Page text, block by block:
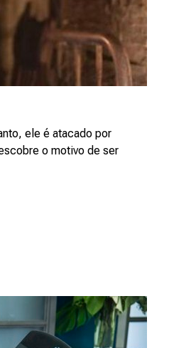
ele é atacado por
o motivo de ser